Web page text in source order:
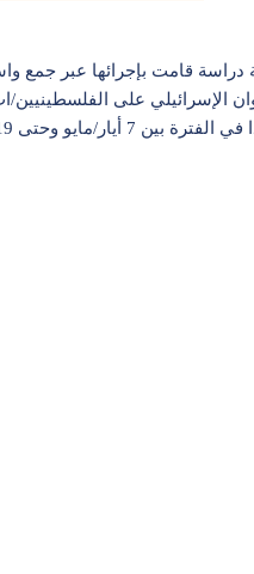
قامت بإجرائها عبر جمع
الإسرائيلي على
مايو وحتى 19 أيار/ مايو.